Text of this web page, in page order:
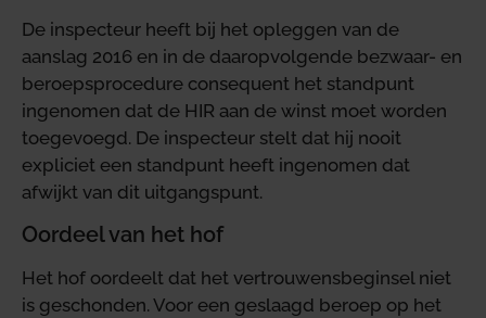
De inspecteur heeft bij het opleggen van de
aanslag 2016 en in de daaropvolgende bezwaar- en
beroepsprocedure consequent het standpunt
ingenomen dat de HIR aan de winst moet worden
toegevoegd. De inspecteur stelt dat hij nooit
expliciet een standpunt heeft ingenomen dat
afwijkt van dit uitgangspunt.
Oordeel van het hof
Het hof oordeelt dat het vertrouwensbeginsel niet
is geschonden. Voor een geslaagd beroep op het